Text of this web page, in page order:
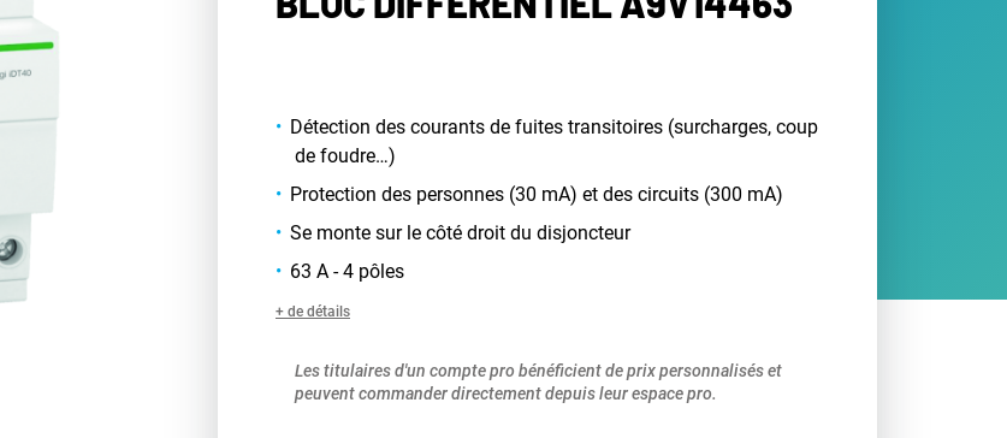
Détection des courants de fuites transitoires (surcharges, coup
de foudre…)
Protection des personnes (30 mA) et des circuits (300 mA)
Se monte sur le côté droit du disjoncteur
63 A - 4 pôles
+ de détails
Les titulaires d'un compte pro bénéficient de prix personnalisés et
peuvent commander directement depuis leur espace pro.